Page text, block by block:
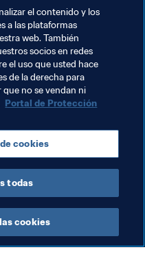
de que tiene potencial
Copa Mundial.
India 2017 Brazil
CAF UEFA
el contenido y los
a las plataformas
web. También
socios en redes
el uso que usted hace
de la derecha para
no se vendan ni
Portal de Protección
cookies
todas
cookies